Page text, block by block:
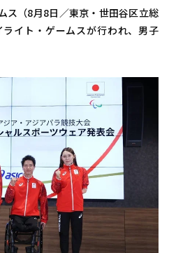
ス（8月8日／東京・世田谷区立総
イト・ゲームスが行われ、男子
録保持者の丸山優真（住友電工）